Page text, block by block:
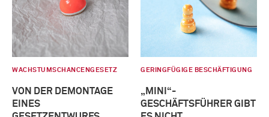
WACHSTUMSCHANCENGESETZ
VON DER DEMONTAGE
EINES
GERINGFÜGIGE BESCHÄFTIGUNG
„MINI“-
GESCHÄFTSFÜHRER GIBT